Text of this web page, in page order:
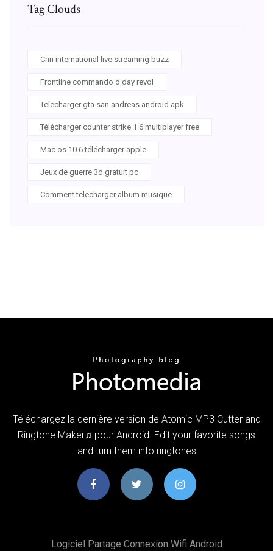
Tag Clouds
Cnn international live streaming buzz
Frontline commando d day revdl
Telecharger gta san andreas android apk
Télécharger counter strike 1.6 multiplayer free
Mac os 10.6 télécharger apple
Jeux de guerre 3d gratuit pc
Comment telecharger album musique
Téléchargez la dernière version de Atomic MP3 Cutter and
Ringtone Maker♫ pour Android. Edit your favorite songs
and turn them into ringtones
Logiciel Partage Connexion Wifi Android